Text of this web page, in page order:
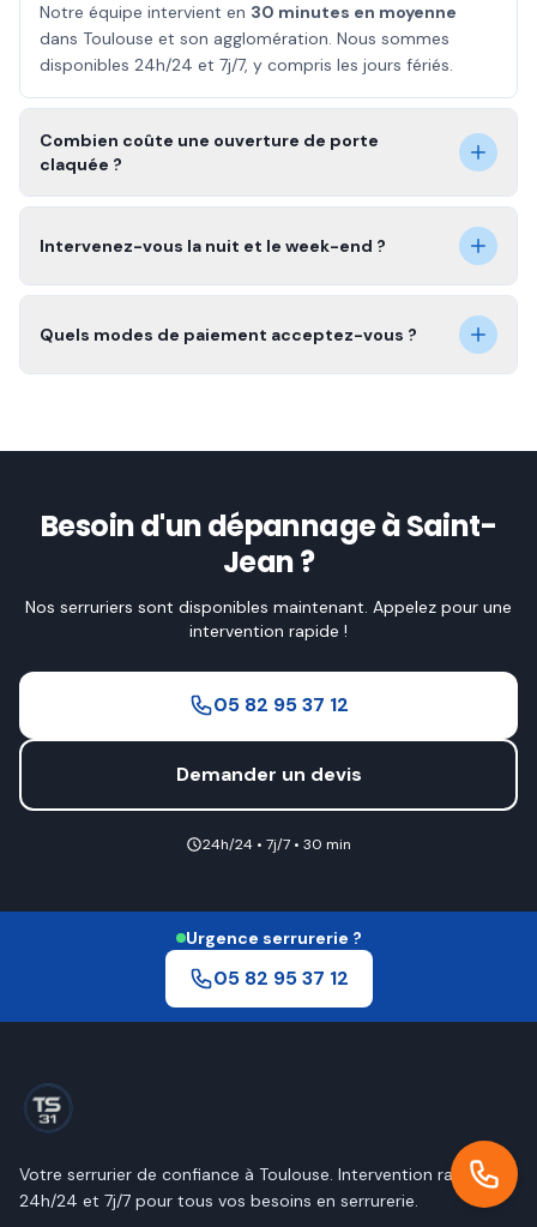
Notre équipe intervient en 30 minutes en moyenne
dans Toulouse et son agglomération. Nous sommes
disponibles 24h/24 et 7j/7, y compris les jours fériés.
Combien coûte une ouverture de porte
claquée ?
Intervenez-vous la nuit et le week-end ?
Quels modes de paiement acceptez-vous ?
Besoin d'un dépannage à Saint-
Jean ?
Nos serruriers sont disponibles maintenant. Appelez pour une
intervention rapide !
05 82 95 37 12
Demander un devis
24h/24 • 7j/7 • 30 min
Urgence serrurerie ?
05 82 95 37 12
Votre serrurier de confiance à Toulouse. Intervention rapide
24h/24 et 7j/7 pour tous vos besoins en serrurerie.